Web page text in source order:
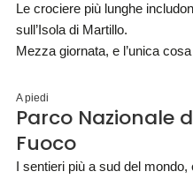
Le crociere più lunghe
sull’Isola di Martillo.
Mezza giornata, e l’unica
A piedi
Parco Nazionale
Fuoco
I sentieri più a sud del